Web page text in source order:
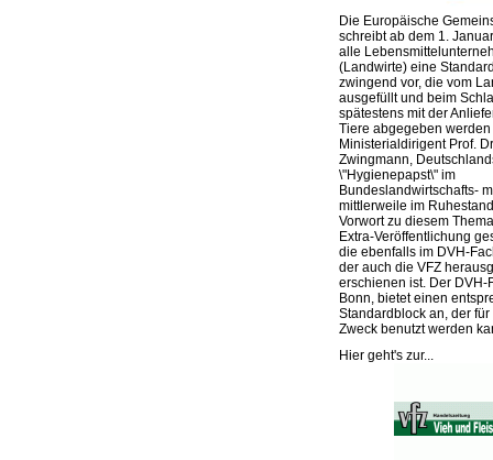
Die Europäische
schreibt ab dem 1.
alle
(Landwirte) eine
zwingend vor, die vom
ausgefüllt und beim
spätestens mit der
Tiere abgegeben werden
Ministerialdirigent Prof.
Zwingmann,
\"Hygienepapst\" im
Bundeslandwirtschafts-
mittlerweile im
Vorwort zu diesem
Extra-Veröffentlichung
die ebenfalls im DVH-
der auch die VFZ
erschienen ist. Der DVH-
Bonn, bietet einen
Standardblock an, der
Zweck benutzt werden
Hier geht's zur...